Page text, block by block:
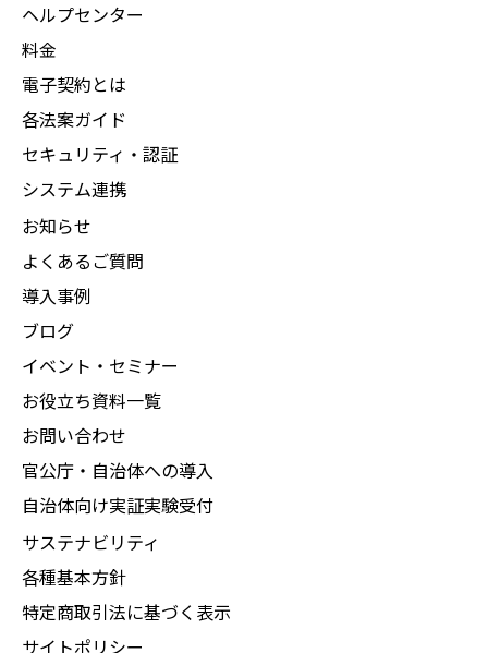
ヘルプセンター
料金
電子契約とは
各法案ガイド
セキュリティ・認証
システム連携
お知らせ
よくあるご質問
導入事例
ブログ
イベント・セミナー
お役立ち資料一覧
お問い合わせ
官公庁・自治体への導入
自治体向け実証実験受付
サステナビリティ
各種基本方針
特定商取引法に基づく表示
サイトポリシー